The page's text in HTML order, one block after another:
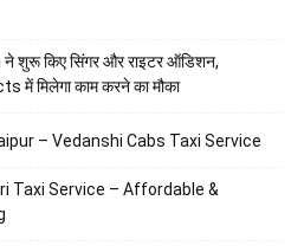
किए सिंगर और राइटर ऑडिशन,
मिलेगा काम करने का मौका
– Vedanshi Cabs Taxi Service
Taxi Service – Affordable &